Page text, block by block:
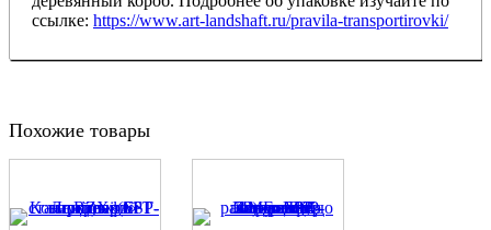
ссылке: https://www.art-landshaft.ru/pravila-transportirovki/
Похожие товары